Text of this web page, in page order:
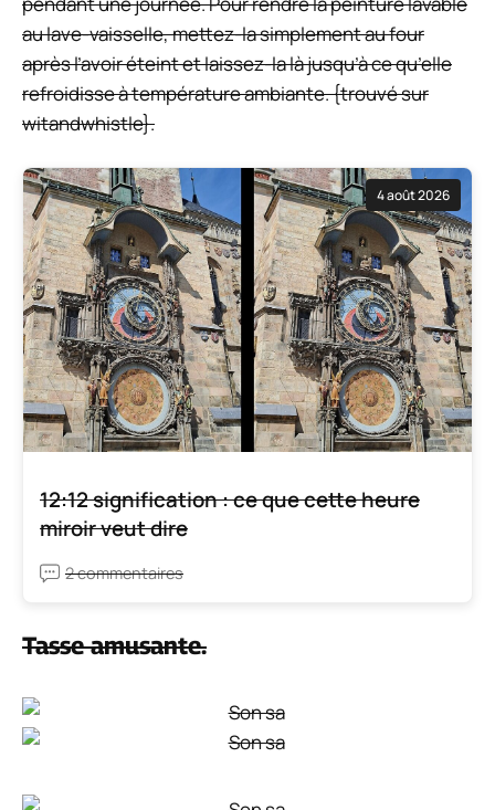
au lave-vaisselle, mettez-la simplement au four
après l’avoir éteint et laissez-la là jusqu’à ce qu’elle
refroidisse à température ambiante. {trouvé sur
witandwhistle}.
4 août 2026
12:12 signification : ce que cette heure
miroir veut dire
2 commentaires
Tasse amusante.